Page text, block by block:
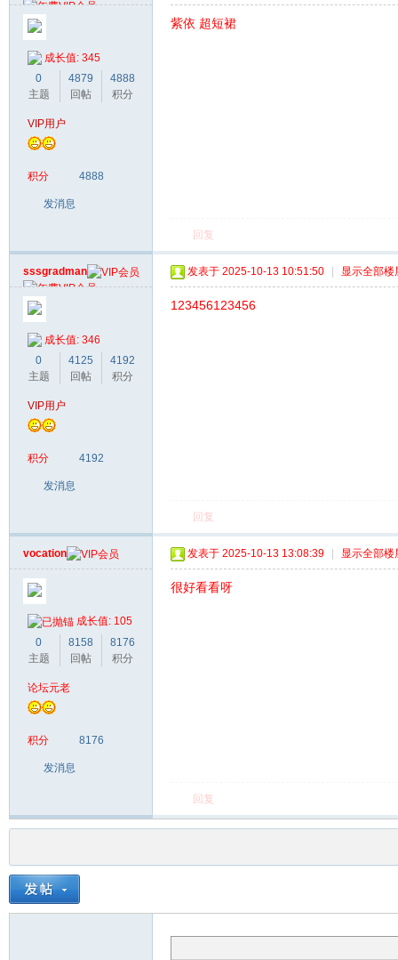
成长值: 345
0
主题
4879
回帖
4888
积分
VIP用户
积分 4888
发消息
紫依 超短裙
回复
sssgradman
成长值: 346
0
主题
4125
回帖
4192
积分
VIP用户
积分 4192
发消息
发表于 2025-10-13 10:51:50 显示全部楼
123456123456
回复
vocation
成长值: 105
0
主题
8158
回帖
8176
积分
论坛元老
积分 8176
发消息
发表于 2025-10-13 13:08:39 显示全部楼
很好看看呀
回复